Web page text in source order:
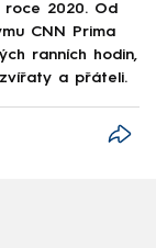
2020. Od
CNN Prima
ranních hodin,
a přáteli.